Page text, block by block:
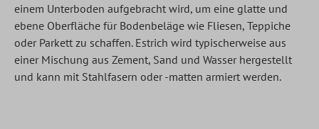
einem Unterboden aufgebracht wird, um eine glatte und
ebene Oberfläche für Bodenbeläge wie Fliesen, Teppiche
oder Parkett zu schaffen. Estrich wird typischerweise aus
einer Mischung aus Zement, Sand und Wasser hergestellt
und kann mit Stahlfasern oder -matten armiert werden.